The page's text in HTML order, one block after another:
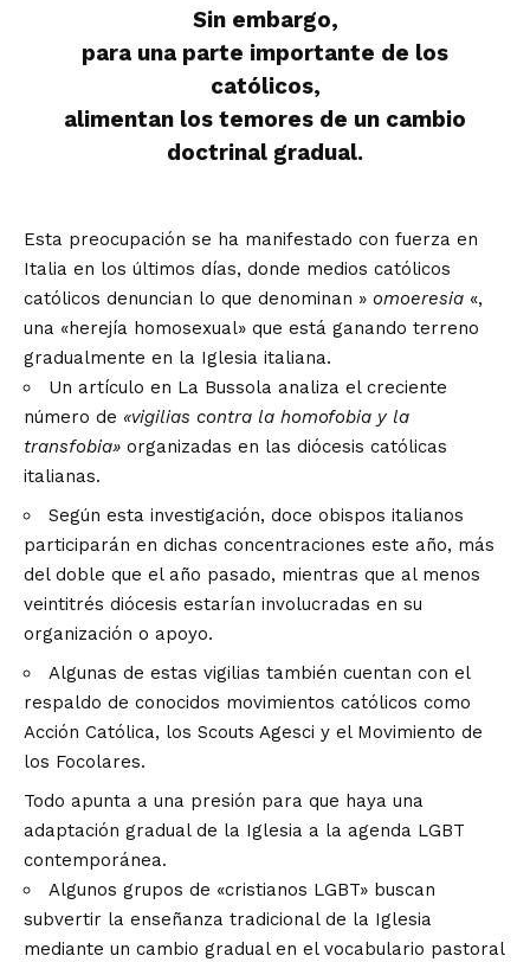
Sin embargo,
para una parte importante de los
católicos,
alimentan los temores de un cambio
doctrinal gradual.
Esta preocupación se ha manifestado con fuerza en
Italia en los últimos días, donde medios católicos
católicos denuncian lo que denominan » omoeresia «,
una «herejía homosexual» que está ganando terreno
gradualmente en la Iglesia italiana.
Un artículo en La Bussola analiza el creciente
número de «vigilias contra la homofobia y la
transfobia» organizadas en las diócesis católicas
italianas.
Según esta investigación, doce obispos italianos
participarán en dichas concentraciones este año, más
del doble que el año pasado, mientras que al menos
veintitrés diócesis estarían involucradas en su
organización o apoyo.
Algunas de estas vigilias también cuentan con el
respaldo de conocidos movimientos católicos como
Acción Católica, los Scouts Agesci y el Movimiento de
los Focolares.
Todo apunta a una presión para que haya una
adaptación gradual de la Iglesia a la agenda LGBT
contemporánea.
Algunos grupos de «cristianos LGBT» buscan
subvertir la enseñanza tradicional de la Iglesia
mediante un cambio gradual en el vocabulario pastoral